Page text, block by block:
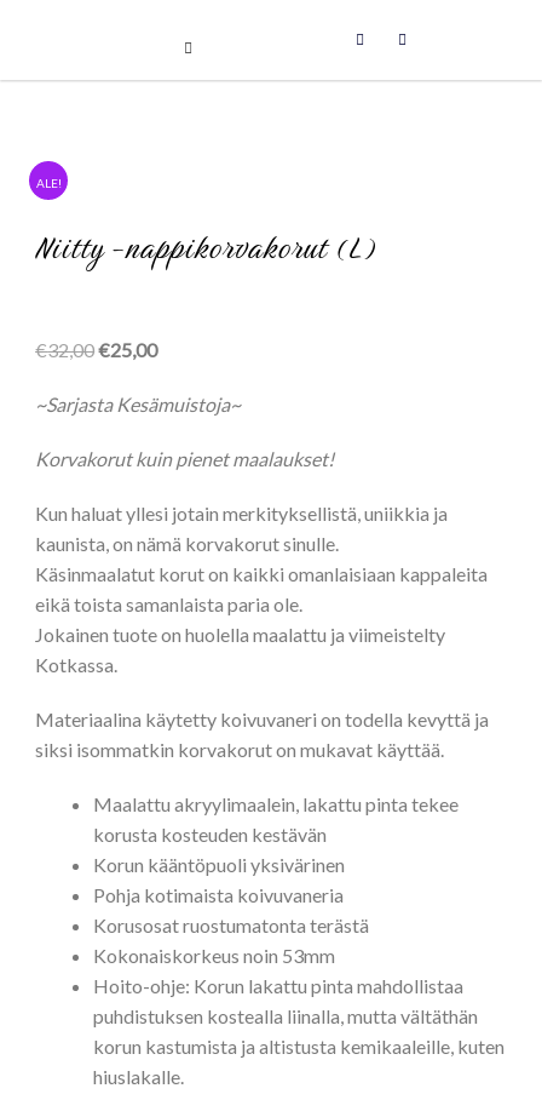
content
ALE!
Niitty -nappikorvakorut (L)
€32,00Alkuperäinen
oli:
€25,00Nykyinen
on:
~Sarjasta Kesämuistoja~
Korvakorut kuin pienet maalaukset!
Kun haluat yllesi jotain merkityksellistä, uniikkia ja
kaunista, on nämä korvakorut sinulle.
Käsinmaalatut korut on kaikki omanlaisiaan kappaleita
eikä toista samanlaista paria ole.
Jokainen tuote on huolella maalattu ja viimeistelty
Kotkassa.
Materiaalina käytetty koivuvaneri on todella kevyttä ja
siksi isommatkin korvakorut on mukavat käyttää.
Maalattu akryylimaalein, lakattu pinta tekee
korusta kosteuden kestävän
Korun kääntöpuoli yksivärinen
Pohja kotimaista koivuvaneria
Korusosat ruostumatonta terästä
Kokonaiskorkeus noin 53mm
Hoito-ohje: Korun lakattu pinta mahdollistaa
puhdistuksen kostealla liinalla, mutta vältäthän
korun kastumista ja altistusta kemikaaleille, kuten
hiuslakalle.